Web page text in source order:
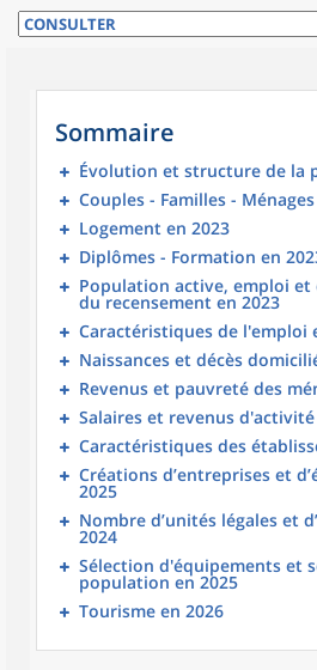
Sommaire
Évolution et structure de la
Couples - Familles -
Logement en 2023
Diplômes - Formation en
Population active, emploi et
du recensement en 2023
Caractéristiques de l'emploi
Naissances et décès
Revenus et pauvreté des
Salaires et revenus d'activité
Caractéristiques des
Créations d’entreprises et
2025
Nombre d’unités légales et
2024
Sélection d'équipements et
population en 2025
Tourisme en 2026